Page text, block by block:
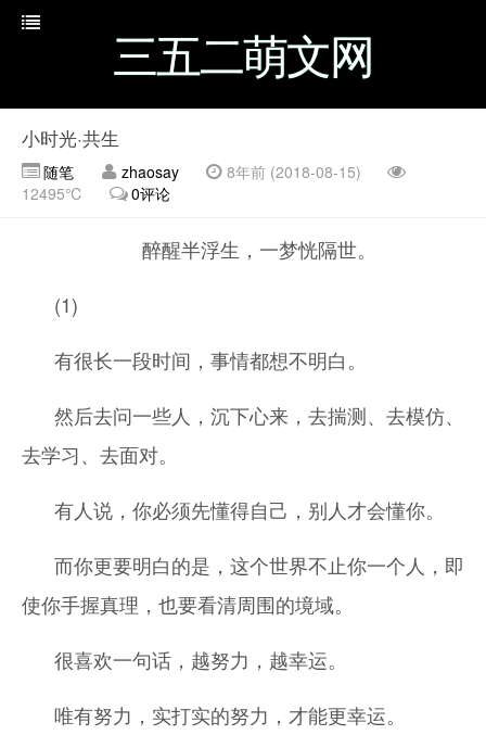
三五二萌文网
小时光·共生
随笔 zhaosay
8年前 (2018-08-15)
12495℃
0评论
醉醒半浮生，一梦恍隔世。
(1)
有很长一段时间，事情都想不明白。
然后去问一些人，沉下心来，去揣测、去模仿、
去学习、去面对。
有人说，你必须先懂得自己，别人才会懂你。
而你更要明白的是，这个世界不止你一个人，即
使你手握真理，也要看清周围的境域。
很喜欢一句话，越努力，越幸运。
唯有努力，实打实的努力，才能更幸运。